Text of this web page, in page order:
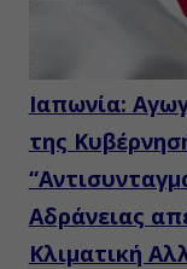
Ιαπωνία:
της
Αδράνειας
Κλιματική